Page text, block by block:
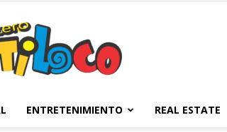
ENTRETENIMIENTO REAL ESTATE